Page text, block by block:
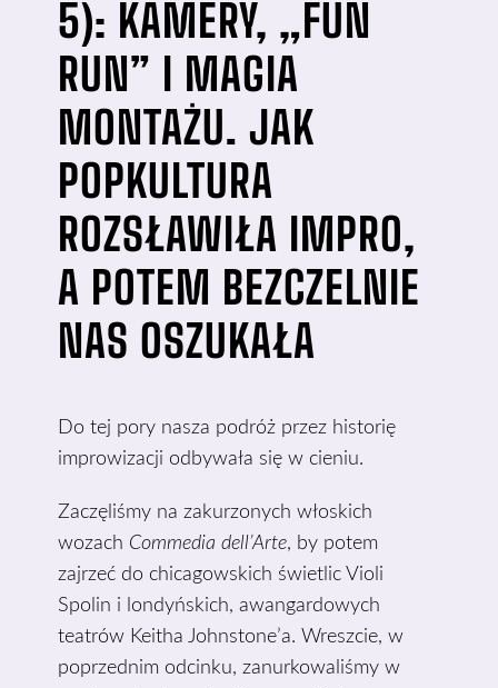
5): KAMERY, „FUN
RUN” I MAGIA
MONTAŻU. JAK
POPKULTURA
ROZSŁAWIŁA IMPRO,
A POTEM BEZCZELNIE
NAS OSZUKAŁA
Do tej pory nasza podróż przez historię
improwizacji odbywała się w cieniu.
Zaczęliśmy na zakurzonych włoskich
wozach Commedia dell’Arte, by potem
zajrzeć do chicagowskich świetlic Violi
Spolin i londyńskich, awangardowych
teatrów Keitha Johnstone’a. Wreszcie, w
poprzednim odcinku, zanurkowaliśmy w